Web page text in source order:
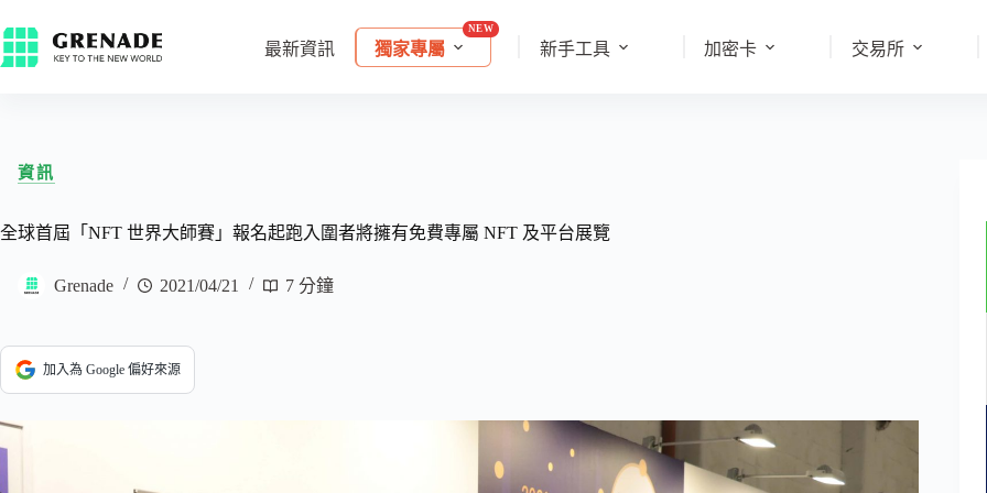
最新資訊 獨家專屬 新手工具 加密卡 交易所
資訊
全球首屆「NFT 世界大師賽」報名起跑入圍者將擁有免費專屬 NFT 及平台展覽
Grenade 2021/04/21 7 分鐘
加入為 Google 偏好來源